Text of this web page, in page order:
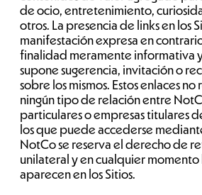
de ocio, entretenimiento,
otros. La presencia de links en los
manifestación expresa en
finalidad meramente informativa
supone sugerencia, invitación o
sobre los mismos. Estos enlaces
ningún tipo de relación entre
particulares o empresas titulares
los que puede accederse
NotCo se reserva el derecho de
unilateral y en cualquier momento
aparecen en los Sitios.